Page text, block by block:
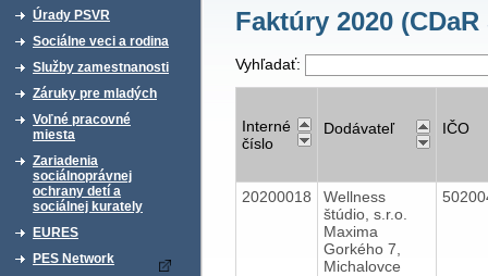
Úrady PSVR
Sociálne veci a rodina
Služby zamestnanosti
Záruky pre mladých
Voľné pracovné
miesta
Zariadenia
sociálnoprávnej
ochrany detí a
sociálnej kurately
EURES
PES Network
Faktúry 2020
Vyhľadať:
Interné
číslo
Dodávateľ IČO
20200018
Wellness
štúdio, s.r.o.
Maxima
Gorkého 7,
Michalovce